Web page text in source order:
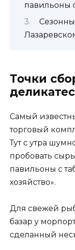
павильоны
Точки
Самый
торговый
Тут с утра
пробовать
павильоны с
хозяйство».
Для свежей
базар у
сделанный